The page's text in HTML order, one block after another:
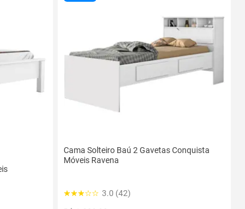
Cama Solteiro Baú 2 Gavetas Conquista
Móveis Ravena
3.0 (42)